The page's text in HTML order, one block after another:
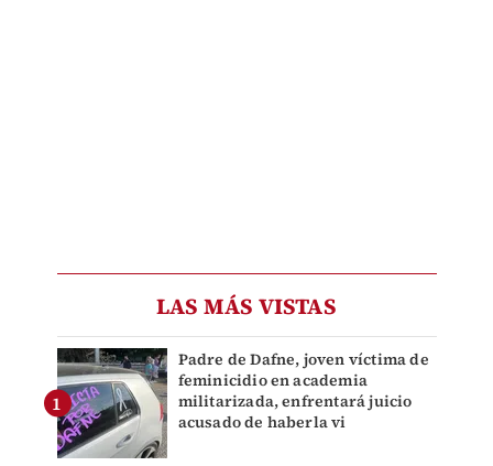
LAS MÁS VISTAS
Padre de Dafne, joven víctima de
feminicidio en academia
militarizada, enfrentará juicio
acusado de haberla vi